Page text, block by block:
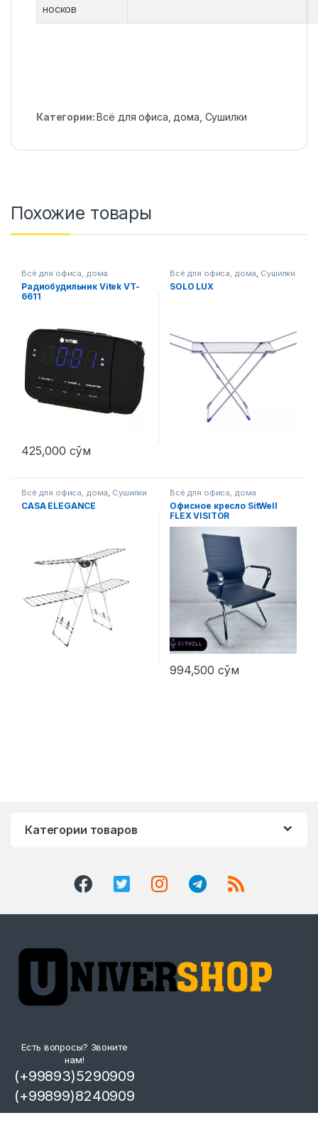
носков
Категории:Всё для офиса, дома Сушилки
Похожие товары
Всё для офиса, дома
Радиобудильник Vitek VT-
6611
425,000 сўм
Всё для офиса, дома, Сушилки
SOLO LUX
Всё для офиса, дома Сушилки
CASA ELEGANCE
Всё для офиса, дома
Офисное кресло SitWell
FLEX VISITOR
994,500 сўм
Категории товаров
Есть вопросы? Звоните
нам!
(+99893)5290909
(+99899)8240909